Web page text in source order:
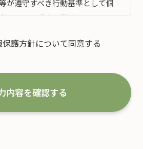
が遵守すべき行動基準として個
め、その遵守の徹底を図りま
模を考慮した適切な個人情報
護方針について同意する
内容を確認する